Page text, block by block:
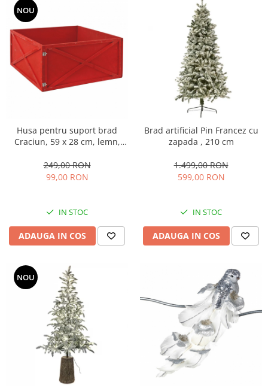
NOU
Husa pentru suport brad
Craciun, 59 x 28 cm, lemn,
249,00 RON
99,00 RON
IN STOC
ADAUGA IN COS
Brad artificial Pin Francez cu
zapada , 210 cm
1.499,00 RON
599,00 RON
IN STOC
ADAUGA IN COS
NOU